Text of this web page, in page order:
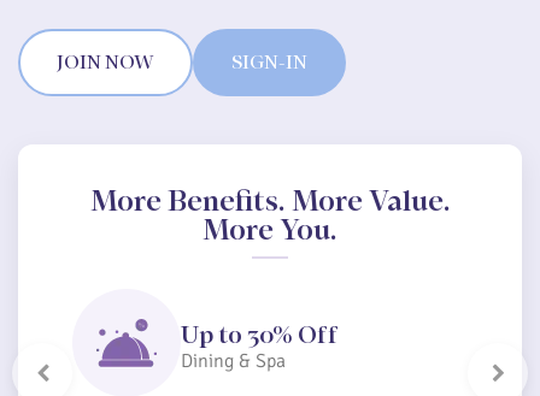
JOIN NOW SIGN-IN
More Benefits. More Value.
More You.
Up to 30% Off
Dining & Spa
Previous Next